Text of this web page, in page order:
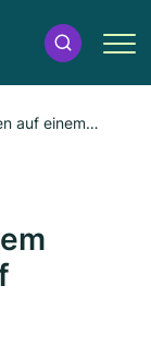
auf einem